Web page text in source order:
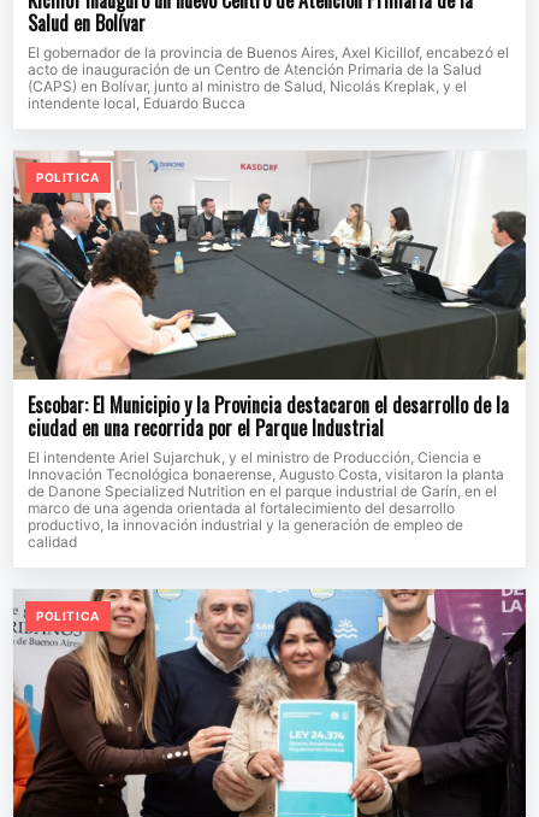
Salud en Bolívar
El gobernador de la provincia de Buenos Aires, Axel Kicillof, encabezó el
acto de inauguración de un Centro de Atención Primaria de la Salud
(CAPS) en Bolívar, junto al ministro de Salud, Nicolás Kreplak, y el
intendente local, Eduardo Bucca
POLITICA
Escobar: El Municipio y la Provincia destacaron el desarrollo de la
ciudad en una recorrida por el Parque Industrial
El intendente Ariel Sujarchuk, y el ministro de Producción, Ciencia e
Innovación Tecnológica bonaerense, Augusto Costa, visitaron la planta
de Danone Specialized Nutrition en el parque industrial de Garín, en el
marco de una agenda orientada al fortalecimiento del desarrollo
productivo, la innovación industrial y la generación de empleo de
calidad
POLITICA